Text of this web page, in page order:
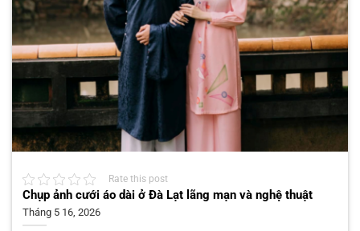
Rate this post
Chụp ảnh cưới áo dài ở Đà Lạt lãng mạn và nghệ thuật
Tháng 5 16, 2026